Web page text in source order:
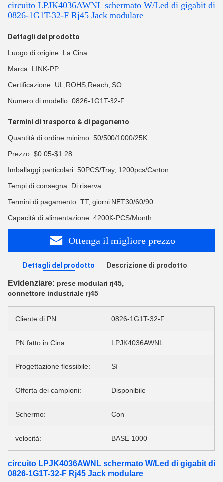
circuito LPJK4036AWNL schermato W/Led di gigabit di
0826-1G1T-32-F Rj45 Jack modulare
Dettagli del prodotto
Luogo di origine: La Cina
Marca: LINK-PP
Certificazione: UL,ROHS,Reach,ISO
Numero di modello: 0826-1G1T-32-F
Termini di trasporto & di pagamento
Quantità di ordine minimo: 50/500/1000/25K
Prezzo: $0.05-$1.28
Imballaggi particolari: 50PCS/Tray, 1200pcs/Carton
Tempi di consegna: Di riserva
Termini di pagamento: TT, giorni NET30/60/90
Capacità di alimentazione: 4200K-PCS/Month
Ottenga il migliore prezzo
Dettagli del prodotto Descrizione di prodotto
Evidenziare: prese modulari rj45,
connettore industriale rj45
Cliente di PN: 0826-1G1T-32-F
PN fatto in Cina: LPJK4036AWNL
Progettazione flessibile: Sì
Offerta dei campioni: Disponibile
Schermo: Con
velocità: BASE 1000
circuito LPJK4036AWNL schermato W/Led di gigabit di
0826-1G1T-32-F Rj45 Jack modulare